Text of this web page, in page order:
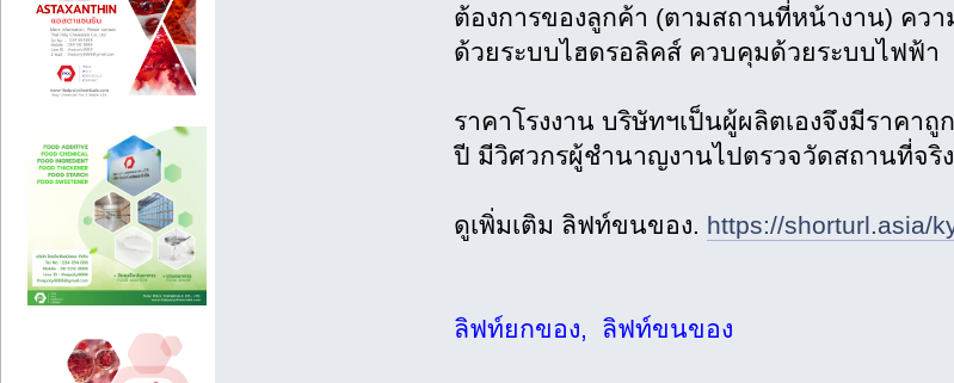
ต้องการของลูกค้า (ตามสถานที่หน้างาน) ควา
ด้วยระบบไฮดรอลิคส์ ควบคุมด้วยระบบไฟฟ้า
ราคาโรงงาน บริษัทฯเป็นผู้ผลิตเองจึงมีราคา
ปี มีวิศวกรผู้ชำนาญงานไปตรวจวัดสถานที่จริ
ดูเพิ่มเติม ลิฟท์ขนของ. https://shorturl.asia/
ลิฟท์ยกของ, ลิฟท์ขนของ